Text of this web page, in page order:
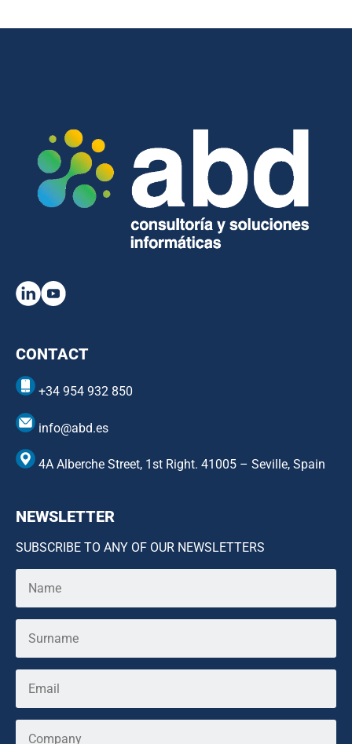
CONTACT
+34 954 932 850
info@abd.es
4A Alberche Street, 1st Right. 41005 – Seville, Spain
NEWSLETTER
SUBSCRIBE TO ANY OF OUR NEWSLETTERS